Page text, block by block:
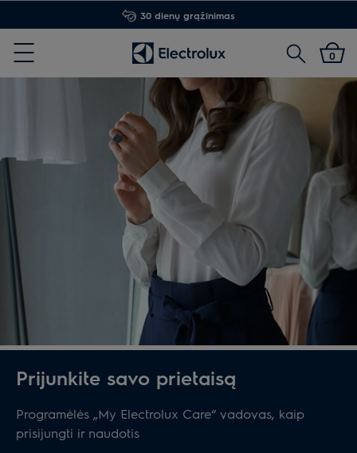
30 dienų grąžinimas
Menu
Paieška0
Prijunkite savo prietaisą
Programėlės „My Electrolux Care“ vadovas, kaip
prisijungti ir naudotis